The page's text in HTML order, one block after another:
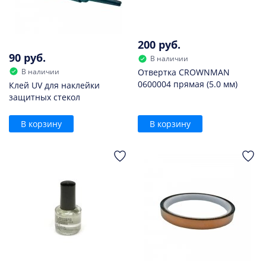
90 руб.
В наличии
Клей UV для наклейки
защитных стекол
В корзину
200 руб.
В наличии
Отвертка CROWNMAN
0600004 прямая (5.0 мм)
В корзину